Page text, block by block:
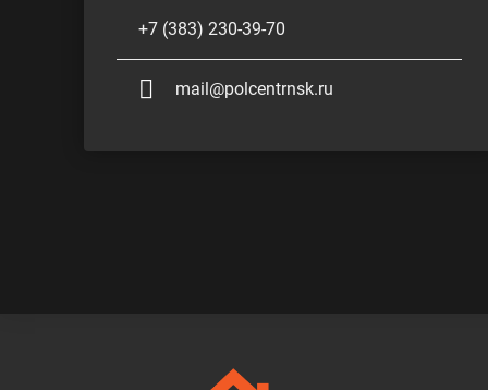
+7 (383) 230-39-70
mail@polcentrnsk.ru